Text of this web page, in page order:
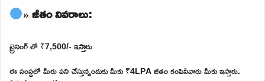
» జీతం వివరాలు:
ట్రైనింగ్ లో ₹7,500/- ఇస్తారు
ఈ సంస్థలో మీరు పని చేస్తున్నందుకు మీకు ₹4LPA జీతం కంపెనీవారు మీకు ఇస్తారు.